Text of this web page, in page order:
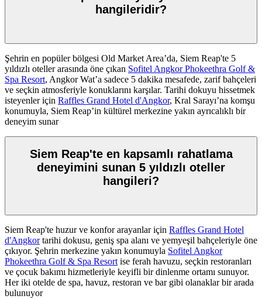
hangileridir?
Şehrin en popüler bölgesi Old Market Area’da, Siem Reap'te 5
yıldızlı oteller arasında öne çıkan Sofitel Angkor Phokeethra Golf &
Spa Resort, Angkor Wat’a sadece 5 dakika mesafede, zarif bahçeleri
ve seçkin atmosferiyle konuklarını karşılar. Tarihi dokuyu hissetmek
isteyenler için Raffles Grand Hotel d'Angkor, Kral Sarayı’na komşu
konumuyla, Siem Reap’in kültürel merkezine yakın ayrıcalıklı bir
deneyim sunar
Siem Reap'te en kapsamlı rahatlama
deneyimini sunan 5 yıldızlı oteller
hangileri?
Siem Reap'te huzur ve konfor arayanlar için Raffles Grand Hotel
d'Angkortarihi dokusu, geniş spa alanı ve yemyeşil bahçeleriyle öne
çıkıyor. Şehrin merkezine yakın konumuyla Sofitel Angkor
Phokeethra Golf & Spa Resort ise ferah havuzu, seçkin restoranları
ve çocuk bakımı hizmetleriyle keyifli bir dinlenme ortamı sunuyor.
Her iki otelde de spa, havuz, restoran ve bar gibi olanaklar bir arada
bulunuyor